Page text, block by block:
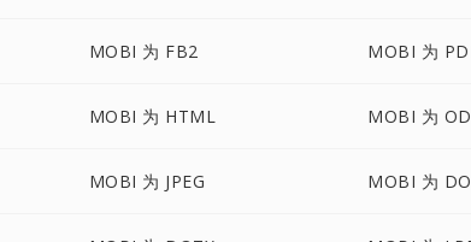
MOBI 为 FB2 MOBI 为
MOBI 为 HTML MOBI 为
MOBI 为 JPEG MOBI 为